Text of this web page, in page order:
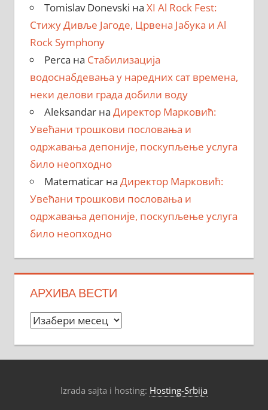
Tomislav Donevski на XI Al Rock Fest:
Стижу Дивље Јагоде, Црвена Јабука и Al
Rock Symphony
Perca на Стабилизација
водоснабдевања у наредних сат времена,
неки делови града добили воду
Aleksandarна Директор Марковић:
Увећани трошкови пословања и
одржавања депоније, поскупљење услуга
било неопходно
Matematicarна Директор Марковић:
Увећани трошкови пословања и
одржавања депоније, поскупљење услуга
било неопходно
АРХИВА ВЕСТИ
Архива
Izrada sajta i hosting: Hosting-Srbija